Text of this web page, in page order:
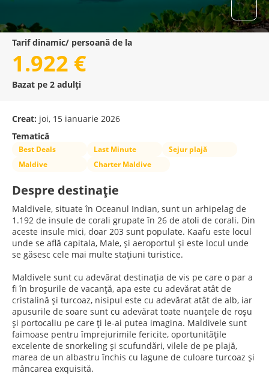
Tarif dinamic/ persoană de la
1.922 €
Bazat pe 2 adulți
Creat: joi, 15 ianuarie 2026
Tematică
Best Deals Last Minute
Sejur plajă
Maldive
Charter Maldive
Despre destinație
Maldivele, situate în Oceanul Indian, sunt un arhipelag de
1.192 de insule de corali grupate în 26 de atoli de corali. Din
aceste insule mici, doar 203 sunt populate. Kaafu este locul
unde se află capitala, Male, și aeroportul și este locul unde
se găsesc cele mai multe stațiuni turistice.
Maldivele sunt cu adevărat destinația de vis pe care o par a
fi în broșurile de vacanță, apa este cu adevărat atât de
cristalină și turcoaz, nisipul este cu adevărat atât de alb, iar
apusurile de soare sunt cu adevărat toate nuanțele de roșu
și portocaliu pe care ți le-ai putea imagina. Maldivele sunt
faimoase pentru împrejurimile fericite, oportunitățile
excelente de snorkeling și scufundări, vilele de pe plajă,
marea de un albastru închis cu lagune de culoare turcoaz și
mâncarea exquisită.